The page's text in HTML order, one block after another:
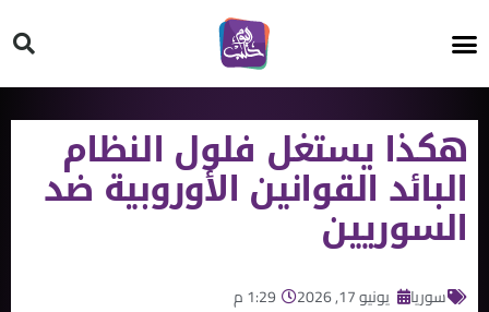
هكذا يستغل فلول النظام
البائد القوانين الأوروبية ضد
السوريين
سوريا يونيو 17, 2026 1:29 م